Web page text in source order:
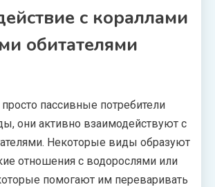
с кораллами
обитателями
пассивные потребители
они активно взаимодействуют с
Некоторые виды образуют
отношения с водорослями или
помогают им переваривать